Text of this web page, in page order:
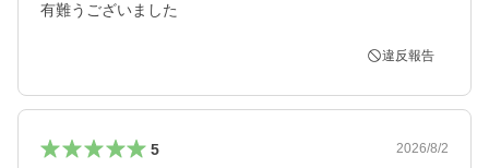
有難うございました
違反報告
5
2026/8/2